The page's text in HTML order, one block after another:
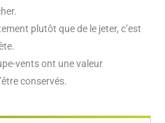
plutôt que de le jeter, c’est
vents ont une valeur
conservés.